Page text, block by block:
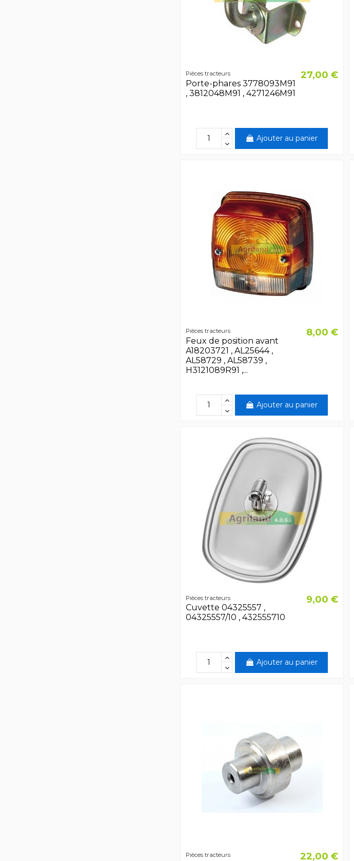
Pièces tracteurs
Porte-phares 3778093M91
, 3812048M91 , 4271246M91
27,00 €
Ajouter au panier
Pièces tracteurs
Feux de position avant
A18203721 , AL25644 ,
AL58729 , AL58739 ,
H3121089R91 ,...
8,00 €
Ajouter au panier
Pièces tracteurs
Cuvette 04325557 ,
04325557/10 , 432555710
9,00 €
Ajouter au panier
Pièces tracteurs 22,00 €